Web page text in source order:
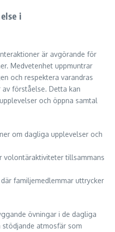
i
är avgörande för
Medvetenhet uppmuntrar
och respektera varandras
förståelse. Detta kan
och öppna samtal
om dagliga upplevelser och
volontäraktiviteter tillsammans
familjemedlemmar uttrycker
övningar i de dagliga
stödjande atmosfär som